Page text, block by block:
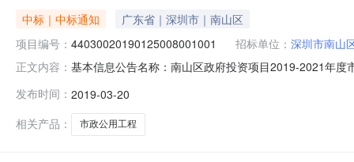
中标｜中标通知
广东省｜深圳市｜南山区
项目编号： 44030020190125008001001 招标单位： 深圳市南山
正文内容： 基本信息公告名称：南山区政府投资项目2019-2021年
话：第1大轮投票表编号投标单位得票数排名A汕头市建
发布时间： 2019-03-20
相关产品：
市政公用工程